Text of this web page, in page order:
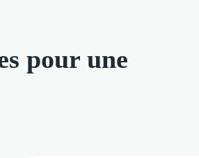
pour une